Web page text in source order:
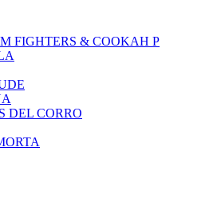
FIGHTERS & COOKAH P
DEL CORRO